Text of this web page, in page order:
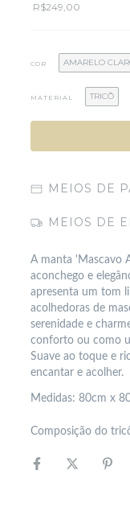
R$249,00
COR AMARELO
MATERIAL TRICÔ
MEIOS DE
MEIOS DE
A manta 'Mascavo
aconchego e
apresenta um tom
acolhedoras de
serenidade e
conforto ou como
Suave ao toque e
encantar e acolher.
Medidas: 80cm x
Composição do